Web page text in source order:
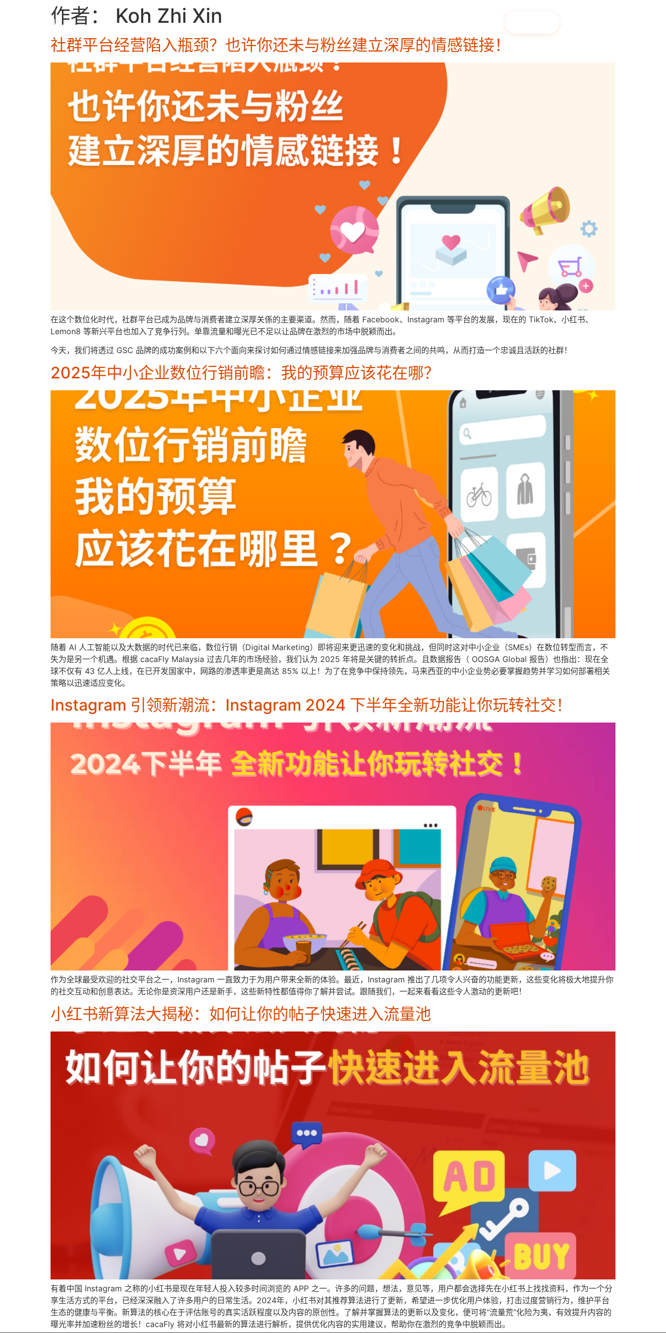
作者： Koh Zhi Xin
社群平台经营陷入瓶颈？也许你还未与粉丝建立深厚的情感链接！
在这个数位化时代，社群平台已成为品牌与消费者建立深厚关係的主要渠道。然而，随着 Facebook、Instagram 等平台的发展，现在的 TikTok、小红书、
Lemon8 等新兴平台也加入了竞争行列。单靠流量和曝光已不足以让品牌在激烈的市场中脱颖而出。
今天，我们将透过 GSC 品牌的成功案例和以下六个面向来探讨如何通过情感链接来加强品牌与消费者之间的共鸣，从而打造一个忠诚且活跃的社群！
2025年中小企业数位行销前瞻：我的预算应该花在哪？
随着 AI 人工智能以及大数据的时代已来临，数位行销（Digital Marketing）即将迎来更迅速的变化和挑战，但同时这对中小企业（SMEs）在数位转型而言，不
失为是另一个机遇。根据 cacaFly Malaysia 过去几年的市场经验，我们认为 2025 年将是关键的转折点。且数据报告（ OOSGA Global 报告）也指出：现在全
球不仅有 43 亿人上线，在已开发国家中，网路的渗透率更是高达 85% 以上！为了在竞争中保持领先，马来西亚的中小企业势必要掌握趋势并学习如何部署相关
策略以迅速适应变化。
Instagram 引领新潮流：Instagram 2024 下半年全新功能让你玩转社交！
作为全球最受欢迎的社交平台之一，Instagram 一直致力于为用户带来全新的体验。最近，Instagram 推出了几项令人兴奋的功能更新，这些变化将极大地提升你
的社交互动和创意表达。无论你是资深用户还是新手，这些新特性都值得你了解并尝试。跟随我们，一起来看看这些令人激动的更新吧！
小红书新算法大揭秘：如何让你的帖子快速进入流量池
有着中国 Instagram 之称的小红书是现在年轻人投入较多时间浏览的 APP 之一。许多的问题，想法，意见等，用户都会选择先在小红书上找找资料，作为一个分
享生活方式的平台，已经深深融入了许多用户的日常生活。2024年，小红书对其推荐算法进行了更新，希望进一步优化用户体验，打击过度营销行为，维护平台
生态的健康与平衡。新算法的核心在于评估账号的真实活跃程度以及内容的原创性。了解并掌握算法的更新以及变化，便可将“流量荒”化险为夷，有效提升内容的
曝光率并加速粉丝的增长！cacaFly 将对小红书最新的算法进行解析，提供优化内容的实用建议，帮助你在激烈的竞争中脱颖而出。